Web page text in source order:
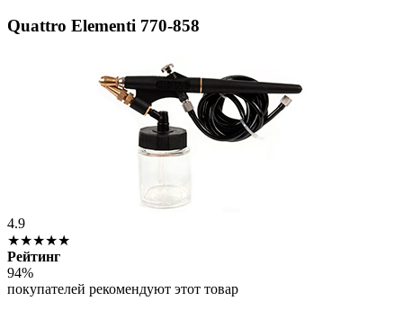
Quattro Elementi 770-858
4.9
★★★★★
Рейтинг
94%
покупателей рекомендуют этот товар